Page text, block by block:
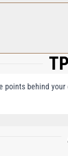
points behind
WATER/
HEXYL
CITRAL, BHT,